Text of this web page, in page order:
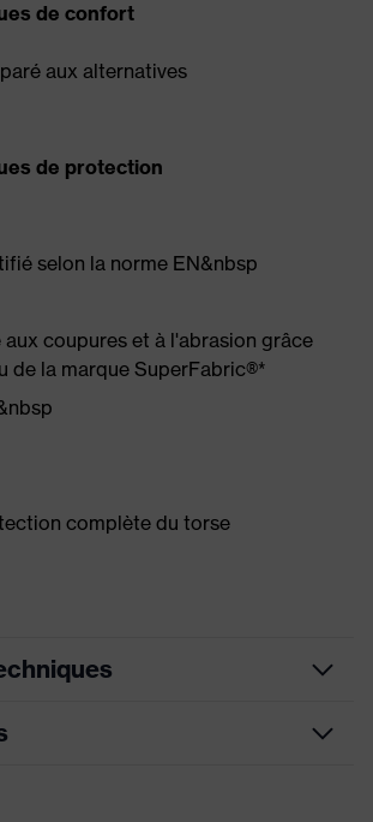
de confort
aux alternatives
de protection
selon la norme EN&nbsp
aux coupures et à l'abrasion grâce
de la marque SuperFabric®*
complète du torse